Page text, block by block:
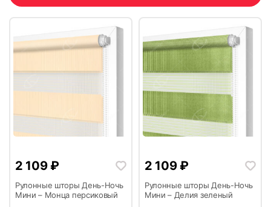
2 109 ₽
Рулонные шторы День-Ночь
Мини – Монца персиковый
2 109 ₽
Рулонные шторы День-Ночь
Мини – Делия зеленый